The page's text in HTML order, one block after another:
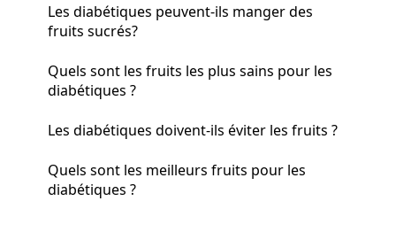
Les diabétiques peuvent-ils manger des
fruits sucrés?
Quels sont les fruits les plus sains pour les
diabétiques ?
Les diabétiques doivent-ils éviter les fruits ?
Quels sont les meilleurs fruits pour les
diabétiques ?